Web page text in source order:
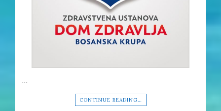
…
CONTINUE READING…